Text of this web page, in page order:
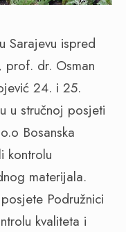
Sarajevu ispred
prof. dr. Osman
24. i 25.
u stručnoj posjeti
Bosanska
kontrolu
materijala.
Podružnici
kvaliteta i